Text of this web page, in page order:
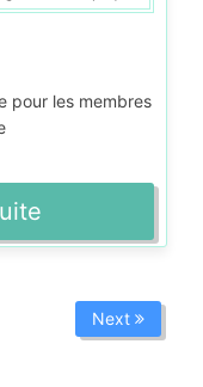
pour les membres
Next